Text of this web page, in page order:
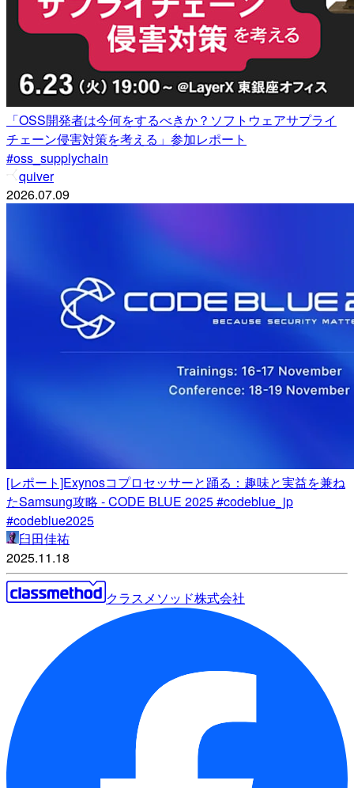
「OSS開発者は今何をするべきか？ソフトウェアサプライ
チェーン侵害対策を考える」参加レポート
#oss_supplychain
quiver
2026.07.09
[レポート]Exynosコプロセッサーと踊る：趣味と実益を兼ね
たSamsung攻略 - CODE BLUE 2025 #codeblue_jp
#codeblue2025
臼田佳祐
2025.11.18
クラスメソッド株式会社